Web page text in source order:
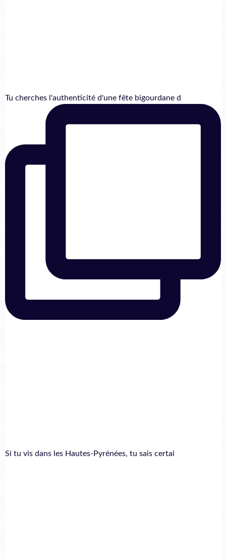
Tu cherches l'authenticité d'une fête bigourdane d
Si tu vis dans les Hautes-Pyrénées, tu sais certai